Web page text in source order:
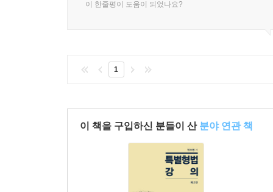
이 한줄평이 도움이 되었나요?
1
이 책을 구입하신 분들이 산 분야 연관 책